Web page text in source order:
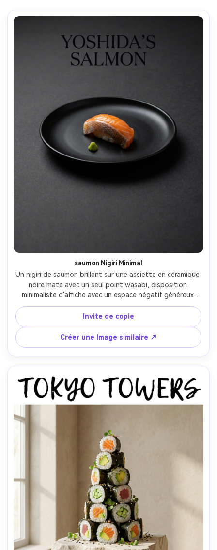
saumon Nigiri Minimal
Un nigiri de saumon brillant sur une assiette en céramique
noire mate avec un seul point wasabi, disposition
minimaliste d'affiche avec un espace négatif généreux
pour les lettres serifs modernes en haut, fond de
charbon de bois foncé, éclairage studio softbox avec une
lumière subtile de jante, prise sur Sony A7IV 85mm f/1.8,
composition centrée, ambiance calme et luxueuse,
texture photoréaliste de poisson ressemblant à la peau,
ombres naturelles, haute résolution, mise au point nette,
classement des couleurs raffiné-AR 4:5
Invite de copie
Créer une Image similaire ↗